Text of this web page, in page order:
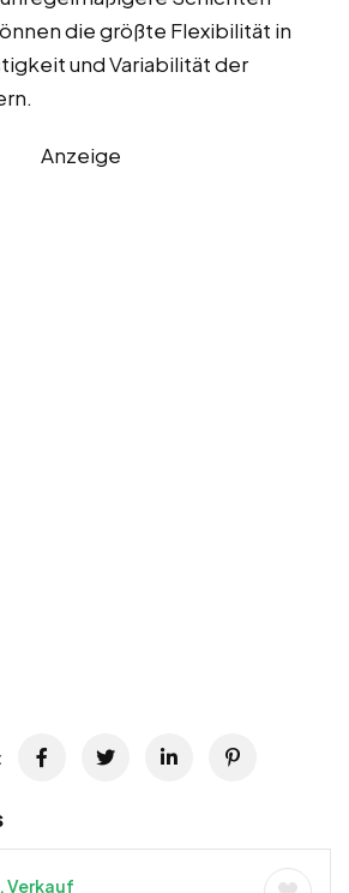
die größte Flexibilität in
und Variabilität der
Anzeige
Verkauf